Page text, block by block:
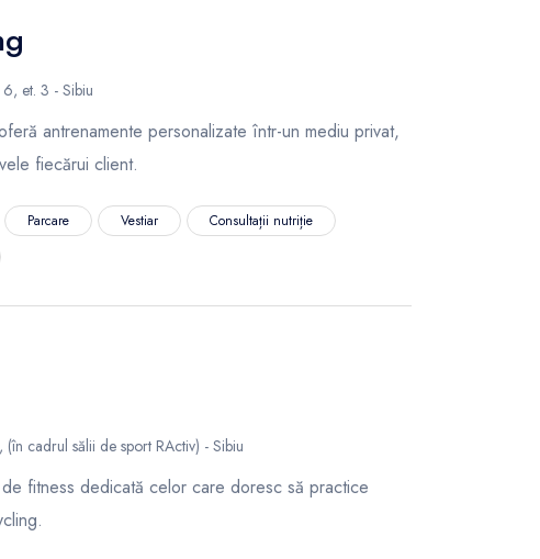
et. 3 - Sibiu
antrenamente personalizate într-un mediu privat,
fiecărui client.
Parcare Vestiar
Consultații nutriție
cadrul sălii de sport RActiv) - Sibiu
fitness dedicată celor care doresc să practice